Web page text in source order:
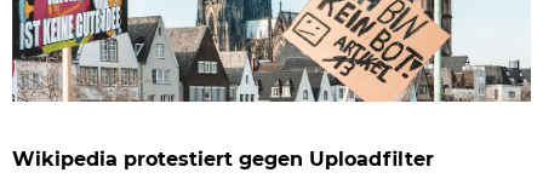
Wikipedia protestiert gegen Uploadfilter